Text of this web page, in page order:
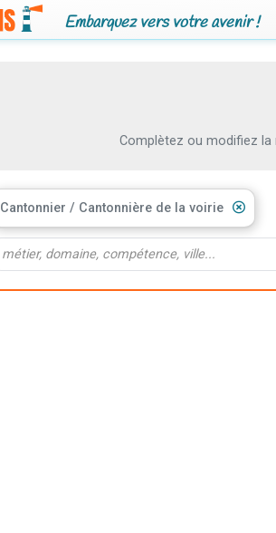
Embarquez vers votre avenir !
Complètez ou modifiez la
Cantonnier / Cantonnière de la voirie